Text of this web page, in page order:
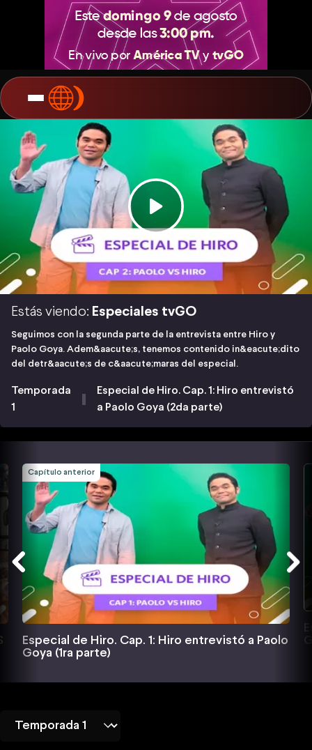
Estás viendo: Especiales tvGO
Seguimos con la segunda parte de la entrevista entre Hiro y
Paolo Goya. Adem&aacute;s, tenemos contenido in&eacute;dito
del detr&aacute;s de c&aacute;maras del especial.
Temporada
1
Especial de Hiro. Cap. 1: Hiro entrevistó
a Paolo Goya (2da parte)
Capítulo anterior
Especial de Hiro. Cap. 1: Hiro entrevistó a Paolo
Goya (1ra parte)